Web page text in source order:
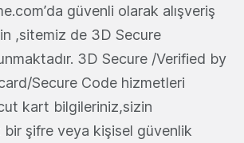
güvenli olarak alışveriş
,sitemiz de 3D Secure
3D Secure /Verified by
Secure Code hizmetleri
kart bilgileriniz,sizin
bir şifre veya kişisel güvenlik